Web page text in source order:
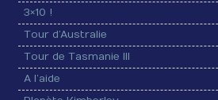
3×10 !
Tour d’Australie
Tour de Tasmanie III
A l’aide